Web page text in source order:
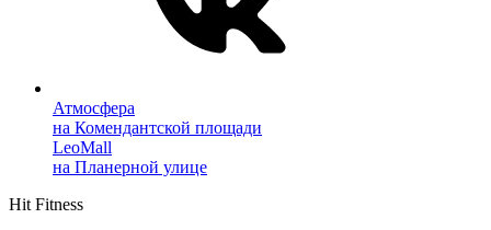
Атмосфера
на Комендантской площади
LeoMall
на Планерной улице
Hit Fitness